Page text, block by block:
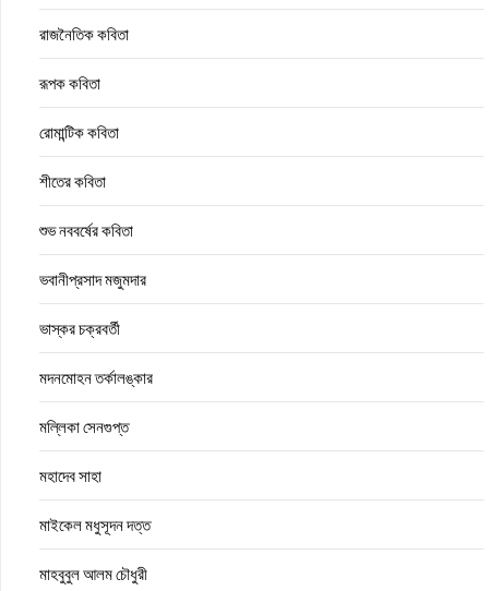
রাজনৈতিক কবিতা
রূপক কবিতা
রোমান্টিক কবিতা
শীতের কবিতা
শুভ নববর্ষের কবিতা
ভবানীপ্রসাদ মজুমদার
ভাস্কর চক্রবর্তী
মদনমোহন তর্কালঙ্কার
মল্লিকা সেনগুপ্ত
মহাদেব সাহা
মাইকেল মধুসূদন দত্ত
মাহবুবুল আলম চৌধুরী